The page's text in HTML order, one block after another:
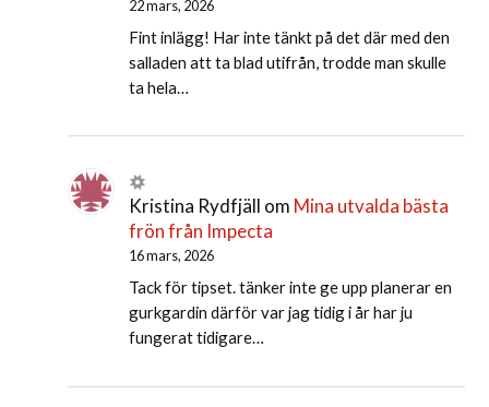
22 mars, 2026
Fint inlägg! Har inte tänkt på det där med den
salladen att ta blad utifrån, trodde man skulle
ta hela…
Kristina Rydfjäll om Mina utvalda bästa
frön från Impecta
16 mars, 2026
Tack för tipset. tänker inte ge upp planerar en
gurkgardin därför var jag tidig i år har ju
fungerat tidigare…